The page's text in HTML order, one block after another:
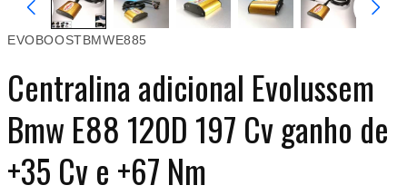
EVOBOOSTBMWE885
Centralina adicional Evolussem
Bmw E88 120D 197 Cv ganho de
+35 Cv e +67 Nm